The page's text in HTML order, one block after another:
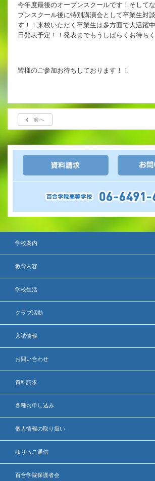
今年度最後のオープンスクールです！そして
プンスクール後に特別講演会として卒業生対
す！！来校いただく卒業生は多方面で大活躍
日発表予定！！発表までもうしばらくお待ち
皆様のご参加お待ちしております！！
前へ
学校案内
教育内容
学校生活
クラブ活動
入試情報
お問い合わせ
資料請求
各種お申し込み
個人情報の取り扱い
ゆりっこ通信
百合学院保護者会
進路指導